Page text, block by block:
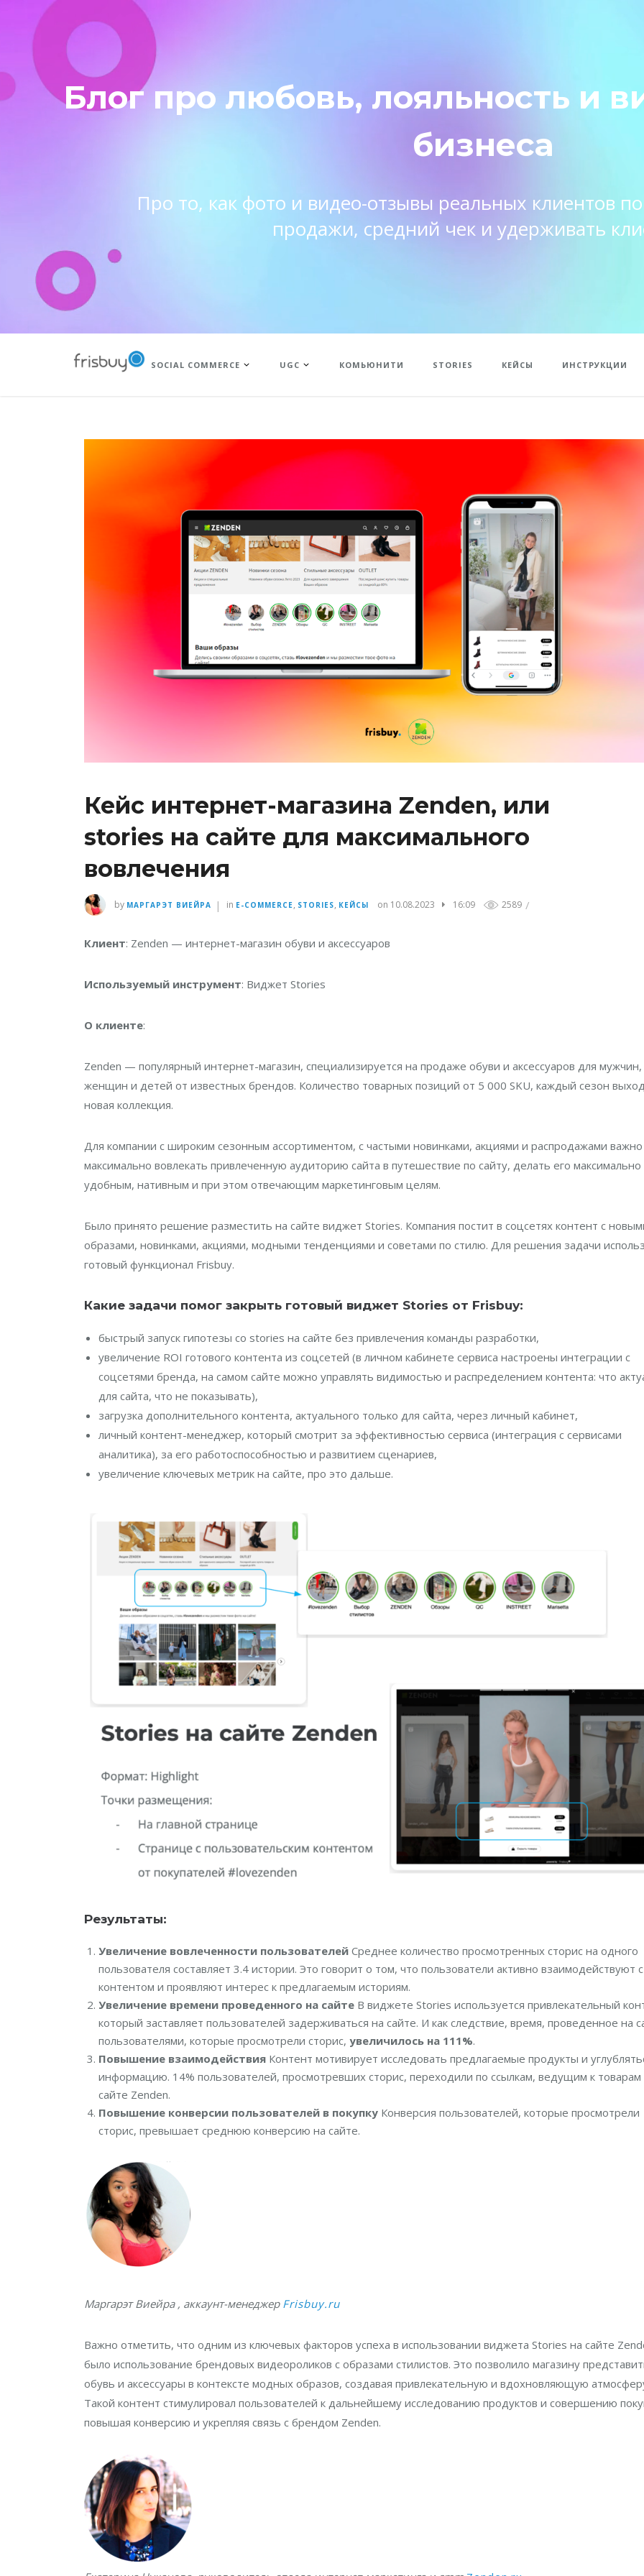
Блог про любовь, лояльность и
бизнеса
Про то, как фото и видео-отзывы реальных клиентов
продажи, средний чек и удерживать
SOCIAL COMMERCE UGC КОМЬЮНИТИ STORIES КЕЙСЫ ИНСТРУКЦИИ
Кейс интернет-магазина Zenden, или
stories на сайте для максимального
вовлечения
by МАРГАРЭТ ВИЕЙРА | in E-COMMERCE, STORIES, КЕЙСЫ on 10.08.2023 16:09 2589 /
Клиент: Zenden — интернет-магазин обуви и аксессуаров
Используемый инструмент: Виджет Stories
О клиенте:
Zenden — популярный интернет-магазин, специализируется на продаже обуви и аксессуаров для мужчин,
женщин и детей от известных брендов. Количество товарных позиций от 5 000 SKU, каждый сезон
новая коллекция.
Для компании с широким сезонным ассортиментом, с частыми новинками, акциями и распродажами важно
максимально вовлекать привлеченную аудиторию сайта в путешествие по сайту, делать его максимально
удобным, нативным и при этом отвечающим маркетинговым целям.
Было принято решение разместить на сайте виджет Stories. Компания постит в соцсетях контент с
образами, новинками, акциями, модными тенденциями и советами по стилю. Для решения задачи
готовый функционал Frisbuy.
Какие задачи помог закрыть готовый виджет Stories от Frisbuy:
быстрый запуск гипотезы со stories на сайте без привлечения команды разработки,
увеличение ROI готового контента из соцсетей (в личном кабинете сервиса настроены интеграции с
соцсетями бренда, на самом сайте можно управлять видимостью и распределением контента: что
для сайта, что не показывать),
загрузка дополнительного контента, актуального только для сайта, через личный кабинет,
личный контент-менеджер, который смотрит за эффективностью сервиса (интеграция с сервисами
аналитика), за его работоспособностью и развитием сценариев,
увеличение ключевых метрик на сайте, про это дальше.
Результаты:
Увеличение вовлеченности пользователей Среднее количество просмотренных сторис на одного
пользователя составляет 3.4 истории. Это говорит о том, что пользователи активно взаимодействуют с
контентом и проявляют интерес к предлагаемым историям.
Увеличение времени проведенного на сайте В виджете Stories используется привлекательный
который заставляет пользователей задерживаться на сайте. И как следствие, время, проведенное на
пользователями, которые просмотрели сторис, увеличилось на 111%.
Повышение взаимодействия Контент мотивирует исследовать предлагаемые продукты и
информацию. 14% пользователей, просмотревших сторис, переходили по ссылкам, ведущим к товарам
сайте Zenden.
Повышение конверсии пользователей в покупку Конверсия пользователей, которые просмотрели
сторис, превышает среднюю конверсию на сайте.
Маргарэт Виейра , аккаунт-менеджер Frisbuy.ru
Важно отметить, что одним из ключевых факторов успеха в использовании виджета Stories на сайте
было использование брендовых видеороликов с образами стилистов. Это позволило магазину
обувь и аксессуары в контексте модных образов, создавая привлекательную и вдохновляющую
Такой контент стимулировал пользователей к дальнейшему исследованию продуктов и совершению
повышая конверсию и укрепляя связь с брендом Zenden.